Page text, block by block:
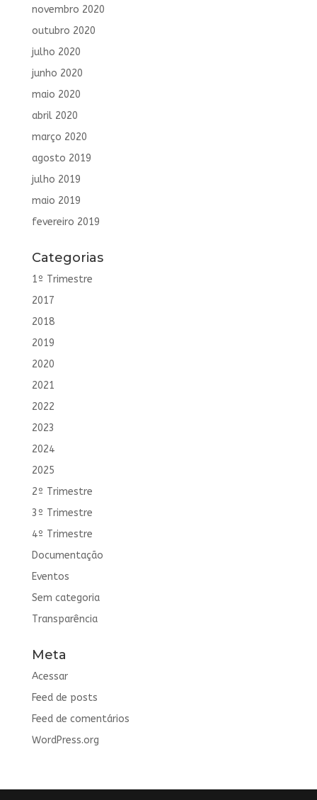
novembro 2020
outubro 2020
julho 2020
junho 2020
maio 2020
abril 2020
março 2020
agosto 2019
julho 2019
maio 2019
fevereiro 2019
Categorias
1º Trimestre
2017
2018
2019
2020
2021
2022
2023
2024
2025
2º Trimestre
3º Trimestre
4º Trimestre
Documentação
Eventos
Sem categoria
Transparência
Meta
Acessar
Feed de posts
Feed de comentários
WordPress.org